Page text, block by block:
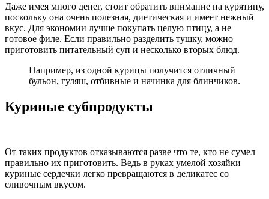
Даже имея много денег, стоит обратить внимание на курятину,
поскольку она очень полезная, диетическая и имеет нежный
вкус. Для экономии лучше покупать целую птицу, а не
готовое филе. Если правильно разделить тушку, можно
приготовить питательный суп и несколько вторых блюд.
Например, из одной курицы получится отличный
бульон, гуляш, отбивные и начинка для блинчиков.
Куриные субпродукты
От таких продуктов отказываются разве что те, кто не сумел
правильно их приготовить. Ведь в руках умелой хозяйки
куриные сердечки легко превращаются в деликатес со
сливочным вкусом.